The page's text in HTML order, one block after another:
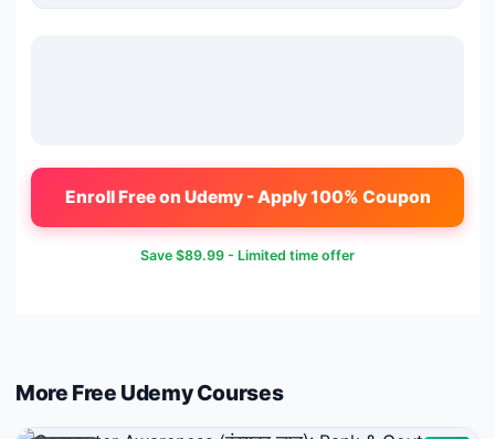
Enroll Free on Udemy - Apply 100% Coupon
Save $89.99 - Limited time offer
More Free UdemyCourses